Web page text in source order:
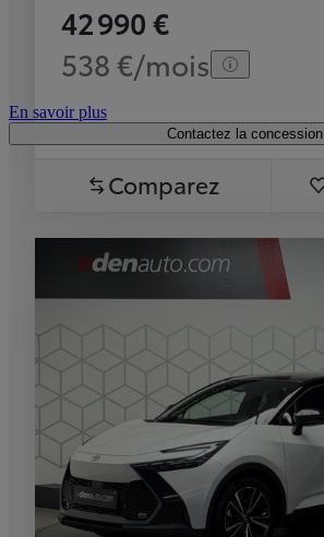
42 990 €
538 €/mois
En savoir plus
Contactez la concession
Comparez